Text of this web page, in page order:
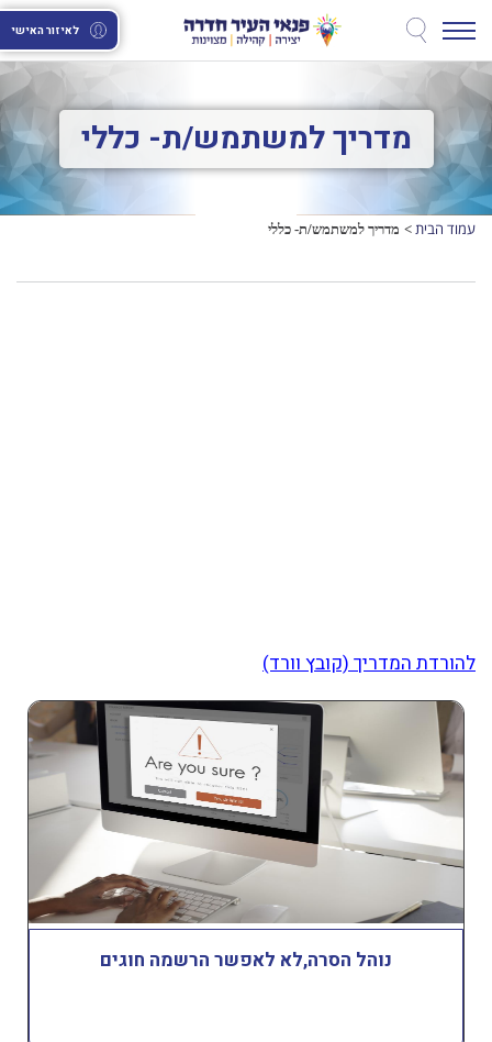
לאיזור האישי
מדריך למשתמש/ת- כללי
עמוד הבית > מדריך למשתמש/ת- כללי
להורדת המדריך (קובץ וורד)
נוהל הסרה,לא לאפשר הרשמה חוגים